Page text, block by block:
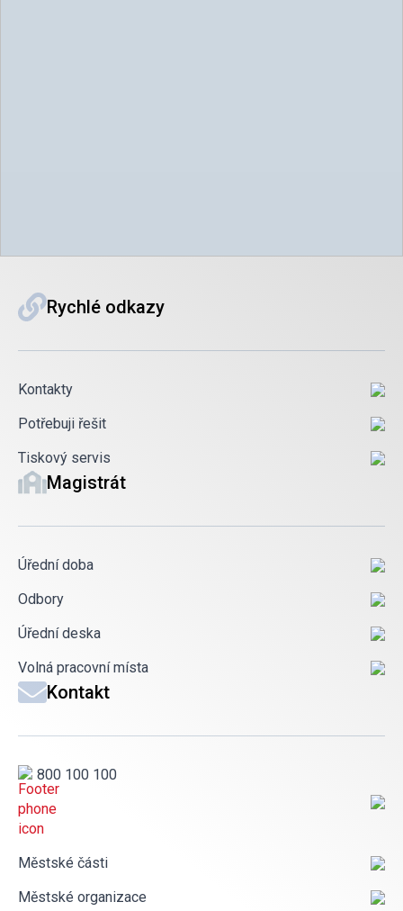
Rychlé odkazy
Kontakty
Potřebuji řešit
Tiskový servis
Magistrát
Úřední doba
Odbory
Úřední deska
Volná pracovní místa
Kontakt
800 100 100
Městské části
Městské organizace